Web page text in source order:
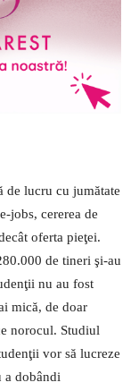
de lucru cu jumătate
jobs, cererea de
oferta pieţei.
de tineri şi-au
nu au fost
mică, de doar
norocul. Studiul
vor să lucreze
a dobândi